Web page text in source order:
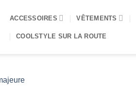
ACCESSOIRES VÊTEMENTS
COOLSTYLE SUR LA ROUTE